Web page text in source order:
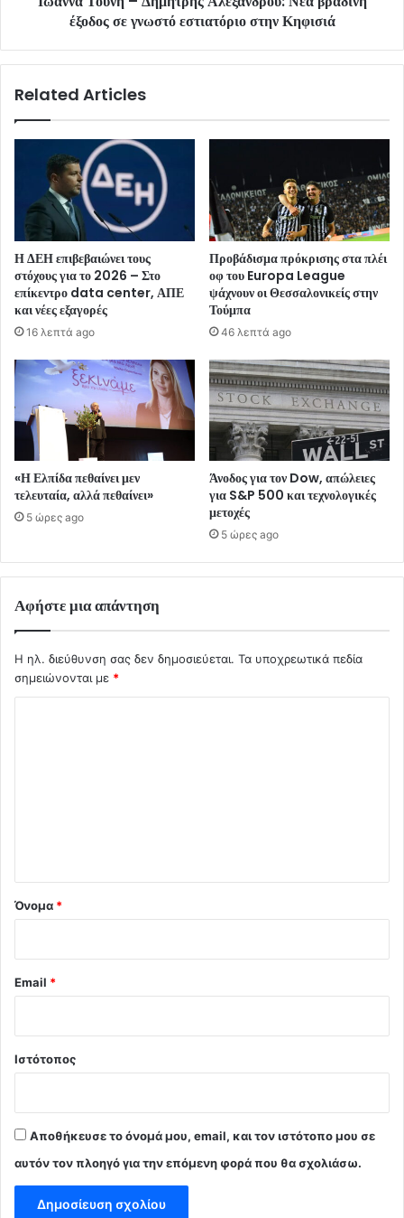
έξοδος σε γνωστό εστιατόριο στην Κηφισιά
Related Articles
Η ΔΕΗ επιβεβαιώνει τους
στόχους για το 2026 – Στο
επίκεντρο data center, ΑΠΕ
και νέες εξαγορές
16 λεπτά ago
Προβάδισμα πρόκρισης στα πλέι
οφ του Europa League
ψάχνουν οι Θεσσαλονικείς στην
Τούμπα
46 λεπτά ago
«Η Ελπίδα πεθαίνει μεν
τελευταία, αλλά πεθαίνει»
5 ώρες ago
Άνοδος για τον Dow, απώλειες
για S&P 500 και τεχνολογικές
μετοχές
5 ώρες ago
Αφήστε μια απάντηση
Η ηλ. διεύθυνση σας δεν δημοσιεύεται. Τα υποχρεωτικά πεδία
σημειώνονται με *
Όνομα *
Email *
Ιστότοπος
Αποθήκευσε το όνομά μου, email, και τον ιστότοπο μου σε
αυτόν τον πλοηγό για την επόμενη φορά που θα σχολιάσω.